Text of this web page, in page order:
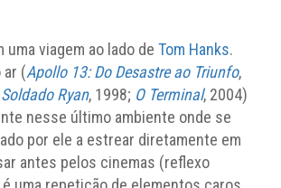
viagem ao lado de Tom Hanks.
ar (Apollo 13: Do Desastre ao Triunfo,
Ryan, 1998; O Terminal, 2004)
nesse último ambiente onde se
por ele a estrear diretamente em
antes pelos cinemas (reflexo